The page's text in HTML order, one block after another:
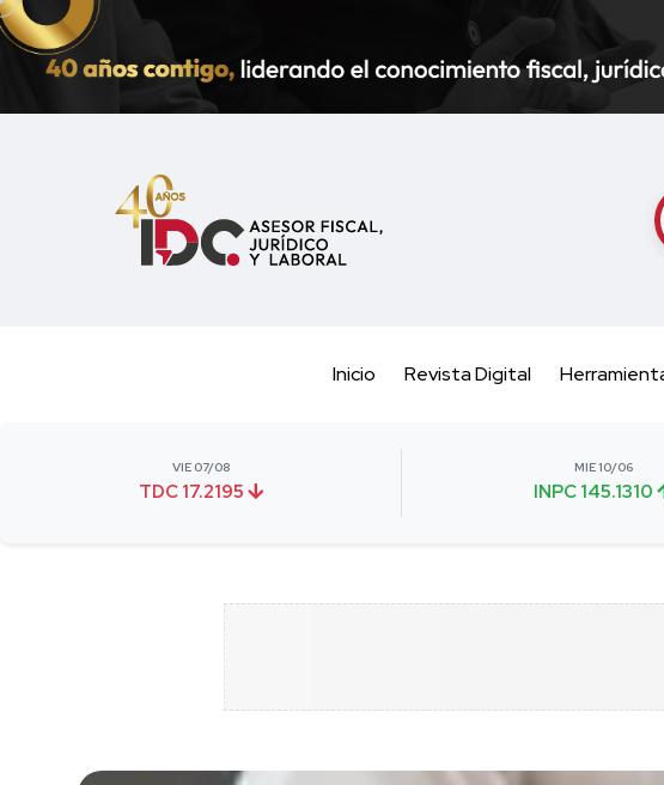
Inicio Revista Digital
VIE 07/08
TDC 17.2195
MIE 10/06
INPC 145.1310